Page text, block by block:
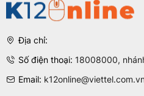
Địa chỉ:
Số điện thoại: 18008000,
Email: